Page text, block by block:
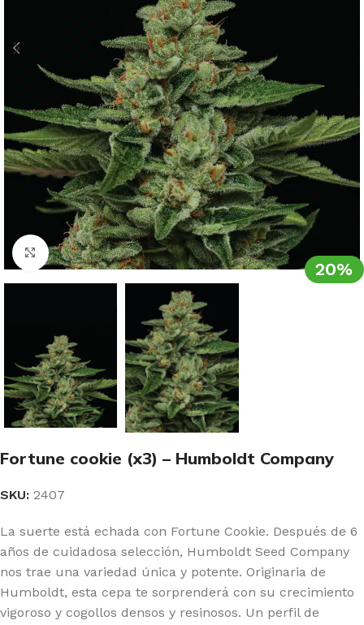
20%
Clic para ampliar
Fortune cookie (x3) – Humboldt Company
SKU: 2407
La suerte está echada con Fortune Cookie. Después de 6
años de cuidadosa selección, Humboldt Seed Company
nos trae una variedad única y potente. Originaria de
Humboldt, esta cepa te sorprenderá con su crecimiento
vigoroso y cogollos densos y resinosos. Un perfil de